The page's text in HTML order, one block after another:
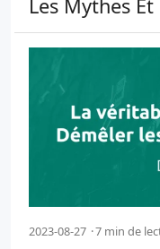
Les Mythes
2023-08-27 7 min de